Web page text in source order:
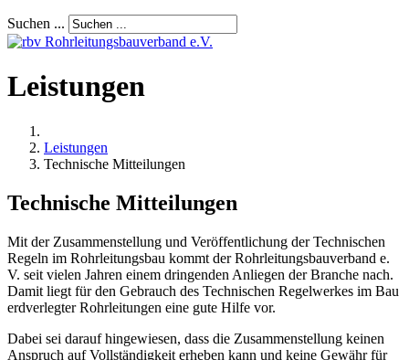
Suchen ...
Leistungen
Leistungen
Technische Mitteilungen
Technische Mitteilungen
Mit der Zusammenstellung und Veröffentlichung der Technischen
Regeln im Rohrleitungsbau kommt der Rohrleitungsbauverband e.
V. seit vielen Jahren einem dringenden Anliegen der Branche nach.
Damit liegt für den Gebrauch des Technischen Regelwerkes im Bau
erdverlegter Rohrleitungen eine gute Hilfe vor.
Dabei sei darauf hingewiesen, dass die Zusammenstellung keinen
Anspruch auf Vollständigkeit erheben kann und keine Gewähr für